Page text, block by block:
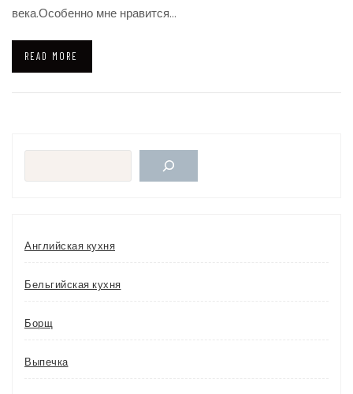
века.Особенно мне нравится…
READ MORE
Английская кухня
Бельгийская кухня
Борщ
Выпечка